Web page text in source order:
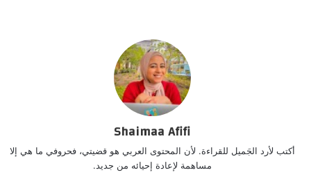
هل تعلم أن عدد مفردات اللغة العربية يزيد
بعض الشيء على عدد سكان مدينة تونس
هذه مقدمة قصيرة لتجديد فخرك باللغة العربية، وتذكيرك
Shaimaa Afifi
أكتب لأرد الجَميل للقراءة. لأن المحتوى العربي هو قضيتي، فحروفي ما هي إلا
مساهمة لإعادة إحيائه من جديد.